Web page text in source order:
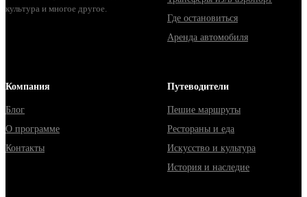
культура и многое другое.
Где остановиться
Аренда автомобиля
Компания
Блог
О программе
Контакты
Путеводители
Пешие маршруты
Рестораны и еда
Искусство и культура
История и наследие